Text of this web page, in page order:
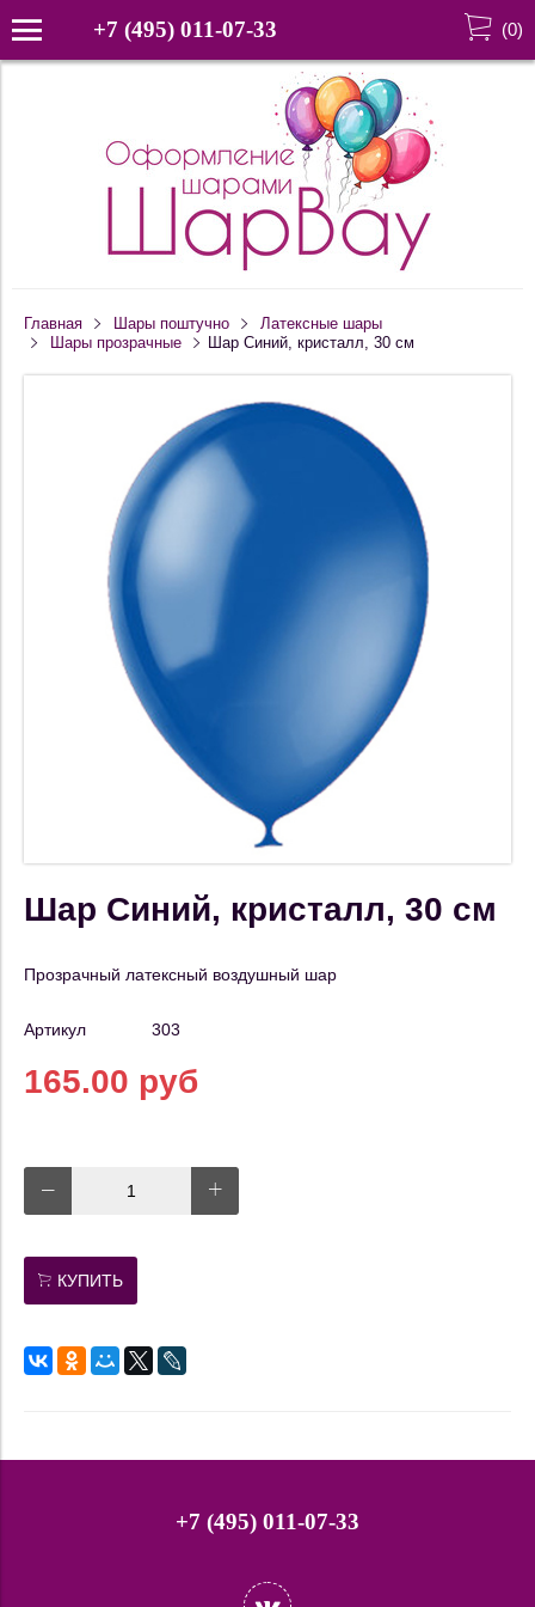
+7 (495) 011-07-33 (0)
Главная Шары поштучно
Латексные шары
Шары прозрачные
Шар Синий, кристалл, 30 см
Шар Синий, кристалл, 30 см
Прозрачный латексный воздушный шар
Артикул 303
165.00 руб
КУПИТЬ
+7 (495) 011-07-33